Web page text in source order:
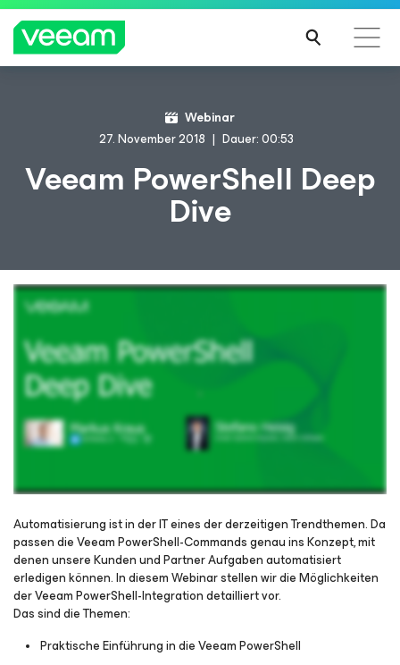
Hinweise von Veeam für Kunden, die vom Content-
Update von CrowdStrike betroffen sind
R
ERFA
Webinar
27. November 2018
Dauer: 00:53
Veeam PowerShell Deep
Dive
Für Webinar registrieren
Automatisierung ist in der IT eines der derzeitigen Trendthemen. Da
passen die Veeam PowerShell-Commands genau ins Konzept, mit
denen unsere Kunden und Partner Aufgaben automatisiert
erledigen können. In diesem Webinar stellen wir die Möglichkeiten
der Veeam PowerShell-Integration detailliert vor.
Das sind die Themen:
Praktische Einführung in die Veeam PowerShell